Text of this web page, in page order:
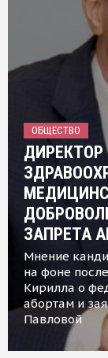
ОБЩЕСТВО
ЗАПРЕТА
Мнение
на фоне
Кирилла о
абортам и
Павловой